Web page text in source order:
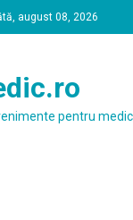
august 08, 2026
pentru